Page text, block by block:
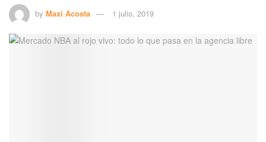
by Maxi Acosta 1 julio, 2019